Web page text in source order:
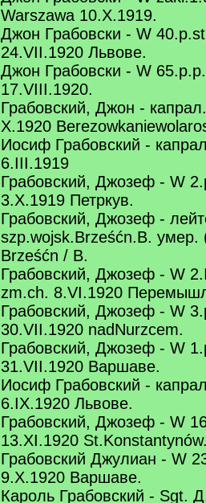
Warszawa 10.X.1919.
Джон Грабовски - W
24.VII.1920 Львове.
Джон Грабовски - W
17.VIII.1920.
Грабовский, Джон -
X.1920
Иосиф Грабовский -
6.III.1919
Грабовский, Джозеф - W
3.X.1919 Петркув.
Грабовский, Джозеф -
szp.wojsk.Brześćn.B. умер.
Brześćn / B.
Грабовский, Джозеф - W
zm.ch. 8.VI.1920
Грабовский, Джозеф - W
30.VII.1920 nadNurzcem.
Грабовский, Джозеф - W
31.VII.1920 Варшаве.
Иосиф Грабовский -
6.IX.1920 Львове.
Грабовский, Джозеф - W
13.XI.1920
Грабовский Джулиан - W
9.X.1920 Варшаве.
Кароль Грабовский - Sgt.